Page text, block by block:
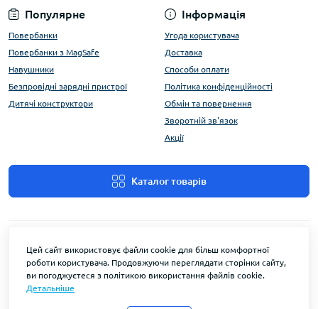
Популярне
Повербанки
Повербанки з MagSafe
Навушники
Безпровідні зарядні пристрої
Дитячі конструктори
Інформація
Угода користувача
Доставка
Способи оплати
Політика конфіденційності
Обмін та повернення
Зворотній зв'язок
Акції
Каталог товарів
Цей сайт використовує файли cookie для більш комфортної
роботи користувача. Продовжуючи переглядати сторінки сайту,
ви погоджуєтеся з політикою використання файлів cookie.
Детальніше